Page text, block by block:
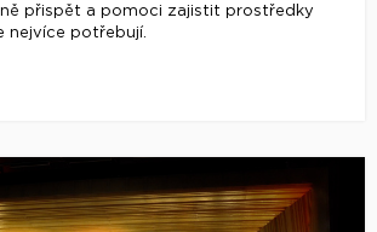
přispět a pomoci zajistit prostředky
nejvíce potřebují.